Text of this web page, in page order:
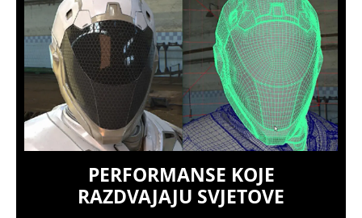
PERFORMANSE KOJE
RAZDVAJAJU SVJETOVE